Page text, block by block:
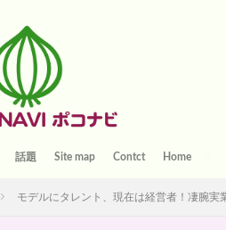
話題 Site map Contct Home
モデルにタレント、現在は経営者！凄腕実